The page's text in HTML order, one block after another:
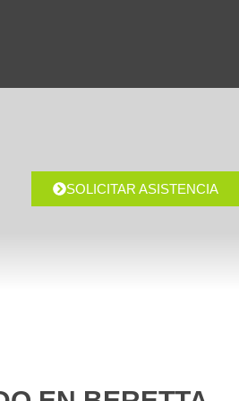
SOLICITAR ASISTENCIA